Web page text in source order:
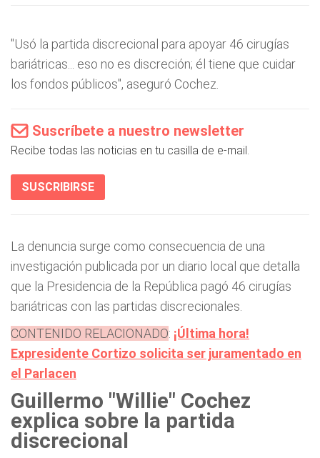
"Usó la partida discrecional para apoyar 46 cirugías
bariátricas... eso no es discreción; él tiene que cuidar
los fondos públicos", aseguró Cochez.
Suscríbete a nuestro newsletter
Recibe todas las noticias en tu casilla de e-mail.
SUSCRIBIRSE
La denuncia surge como consecuencia de una
investigación publicada por un diario local que detalla
que la Presidencia de la República pagó 46 cirugías
bariátricas con las partidas discrecionales.
CONTENIDO RELACIONADO: ¡Última hora!
Expresidente Cortizo solicita ser juramentado en
el Parlacen
Guillermo "Willie" Cochez
explica sobre la partida
discrecional